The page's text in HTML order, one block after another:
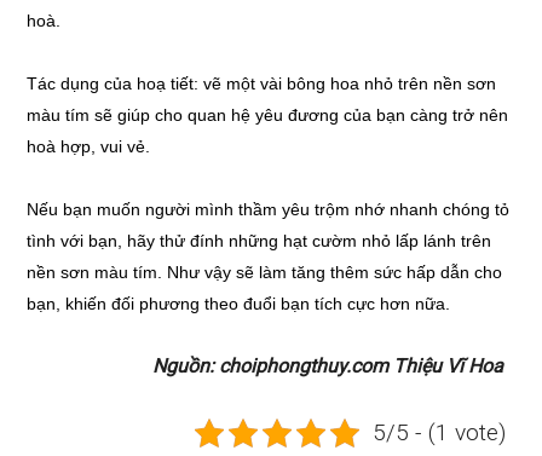
hoà.
Tác dụng của hoạ tiết: vẽ một vài bông hoa nhỏ trên nền sơn
màu tím sẽ giúp cho quan hệ yêu đương của bạn càng trở nên
hoà hợp, vui vẻ.
Nếu bạn muốn người mình thầm yêu trộm nhớ nhanh chóng tỏ
tình với bạn, hãy thử đính những hạt cườm nhỏ lấp lánh trên
nền sơn màu tím. Như vậy sẽ làm tăng thêm sức hấp dẫn cho
bạn, khiến đối phương theo đuổi bạn tích cực hơn nữa.
Nguồn: choiphongthuy.com Thiệu Vĩ Hoa
5/5 - (1 vote)